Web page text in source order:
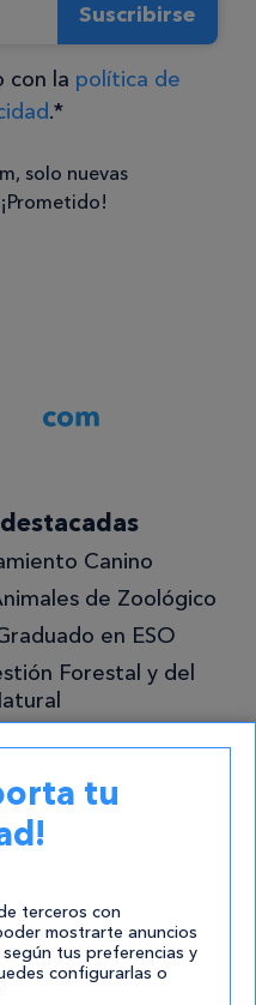
Suscribirse
con la política de
.*
solo nuevas
Canino
de Zoológico
en ESO
Forestal y del
tu
terceros con
mostrarte anuncios
tus preferencias y
configurarlas o